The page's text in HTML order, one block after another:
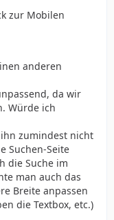
zur Mobilen
anderen
da wir
Würde ich
zumindest nicht
Suchen-Seite
die Suche im
man auch das
Breite anpassen
die Textbox, etc.)